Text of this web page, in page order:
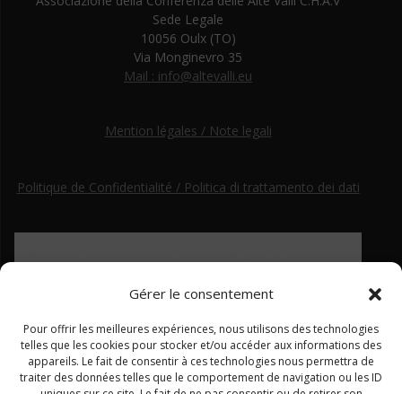
Gérer le consentement
Pour offrir les meilleures expériences, nous utilisons des technologies
telles que les cookies pour stocker et/ou accéder aux informations des
appareils. Le fait de consentir à ces technologies nous permettra de
traiter des données telles que le comportement de navigation ou les ID
Sede Legale
10056 Oulx (TO)
Via Monginevro 35
Mail : info@altevalli.eu
Mention légales / Note legali
Politique de Confidentialité / Politica di trattamento dei dati